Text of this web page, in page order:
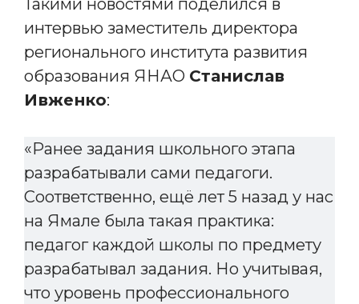
интервью заместитель директора
регионального института развития
образования ЯНАО Станислав
Ивженко:
«Ранее задания школьного этапа
разрабатывали сами педагоги.
Соответственно, ещё лет 5 назад у нас
на Ямале была такая практика:
педагог каждой школы по предмету
разрабатывал задания. Но учитывая,
что уровень профессионального